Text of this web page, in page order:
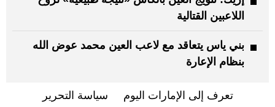
اللاعبين القتالية
بني ياس يتعاقد مع لاعب العين محمد عوض الله
بنظام الإعارة
تعرف إلى الإمارات اليوم سياسة التحرير